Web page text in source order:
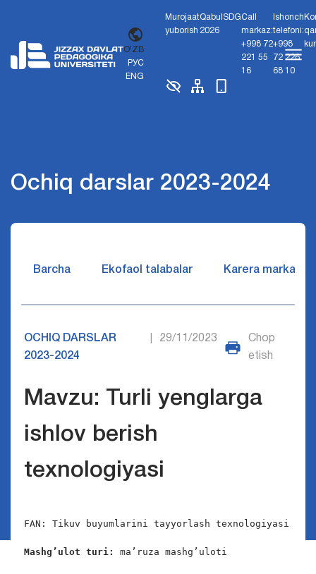
O'ZB
РУС
ENG
Murojaat
yuborish
Qabul
2026
SDGCall
markaz:
+998 72
221 55
16
Ishonch
telefoni:
+998
72 226
68 10
Ochiq darslar 2023-2024
Barcha Ekofaol talabalar Karera markazi
OCHIQ DARSLAR
2023-2024
29/11/2023
Chop
etish
Mavzu: Turli yenglarga
ishlov berish
texnologiyasi
FAN: Tikuv buyumlarini tayyorlash texnologiyasi
Mashg’ulot turi: ma’ruza mashg’uloti